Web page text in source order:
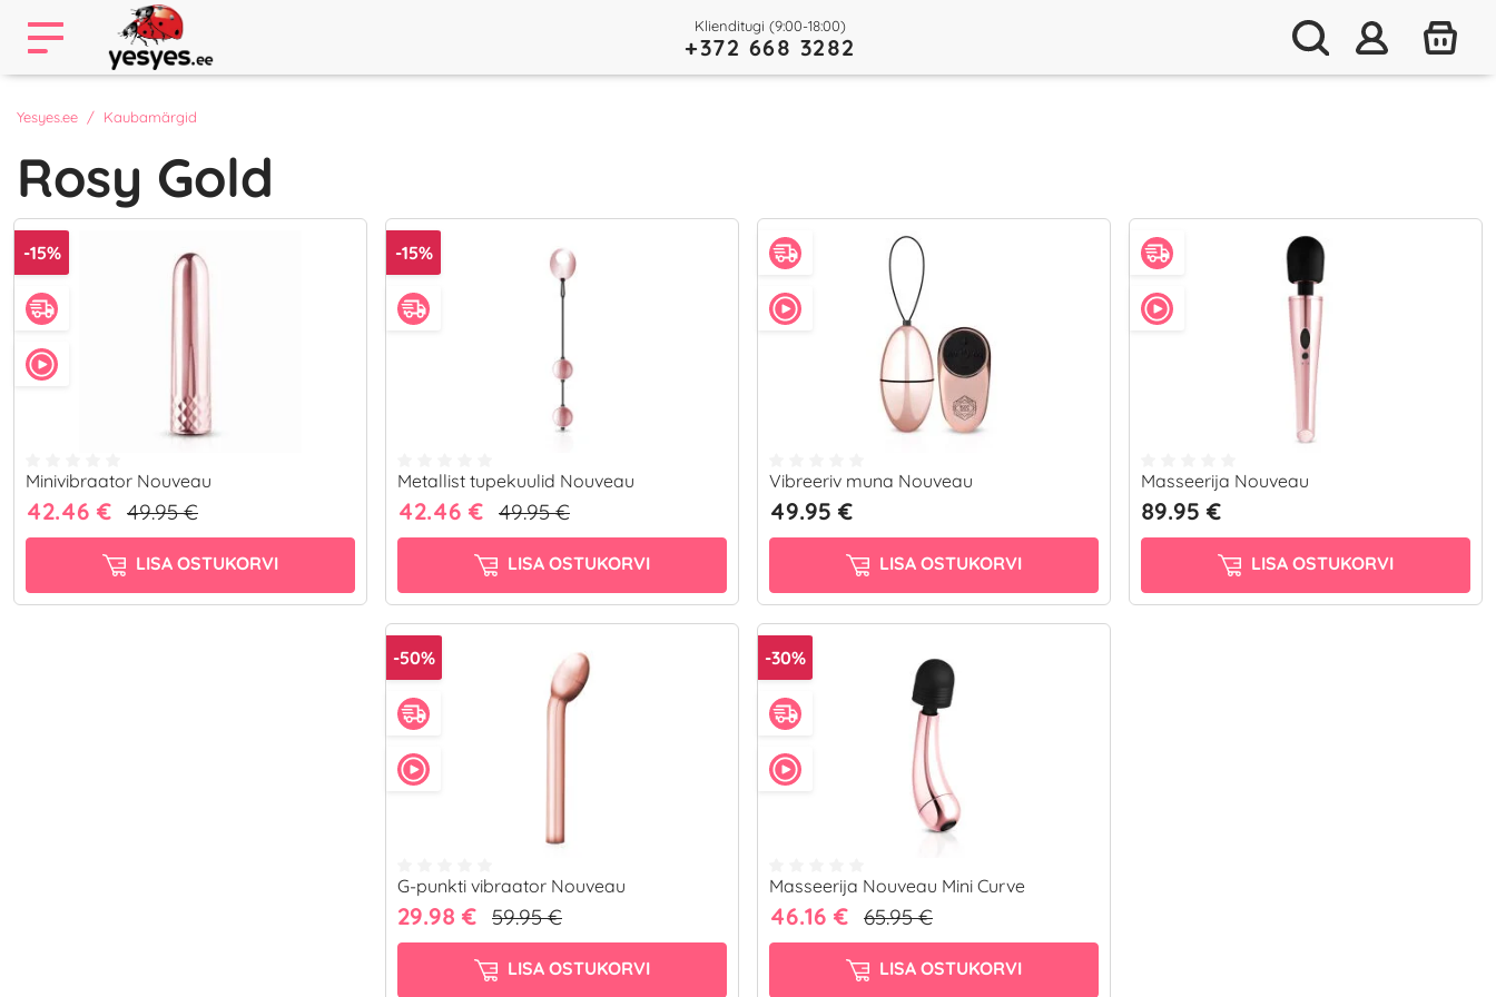
Klienditugi (9:00-18:00)
+372 668 3282
Yesyes.ee Kaubamärgid
Rosy Gold
-15%
Minivibraator Nouveau
42.46 € 49.95 €
LISA OSTUKORVI
-15%
Metallist tupekuulid Nouveau
42.46 € 49.95 €
LISA OSTUKORVI
Vibreeriv muna Nouveau
49.95 €
LISA OSTUKORVI
Masseerija Nouveau
89.95 €
LISA OSTUKORVI
-50%
G-punkti vibraator Nouveau
29.98 € 59.95 €
LISA OSTUKORVI
-30%
Masseerija Nouveau Mini Curve
46.16 € 65.95 €
LISA OSTUKORVI